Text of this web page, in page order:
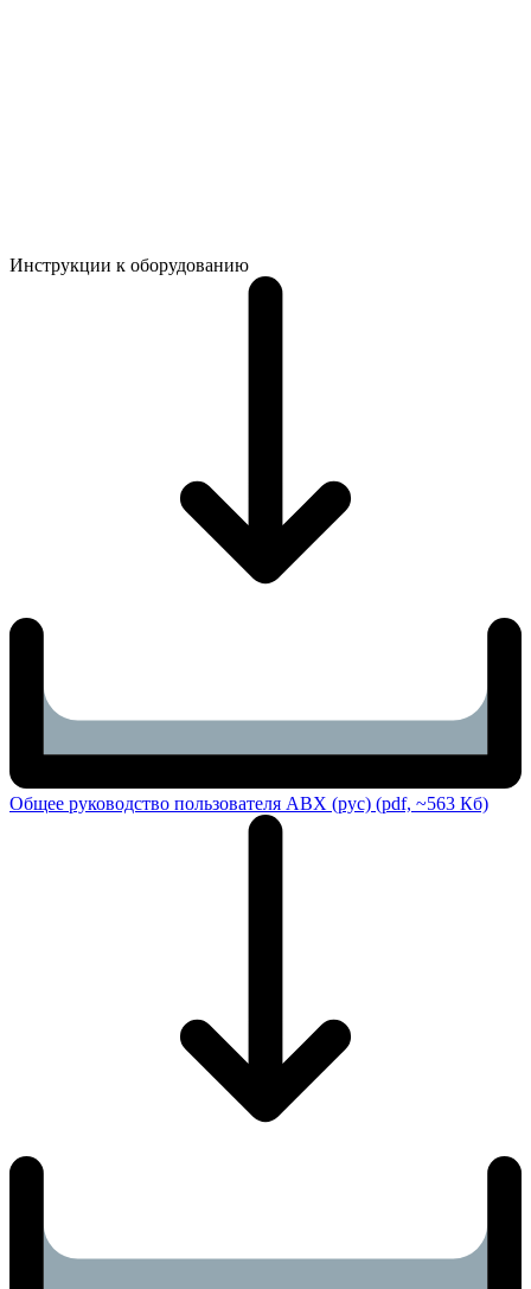
Инструкции к оборудованию
Общее руководство пользователя ABX (рус) (pdf, ~563 Кб)